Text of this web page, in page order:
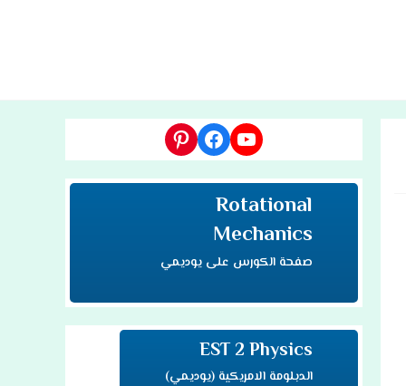
يوتيوب فيسبوكبينتريست
Rotational
Mechanics
صفحة الكورس على يوديمي
EST 2 Physics
الدبلومة الامريكية (يوديمي)